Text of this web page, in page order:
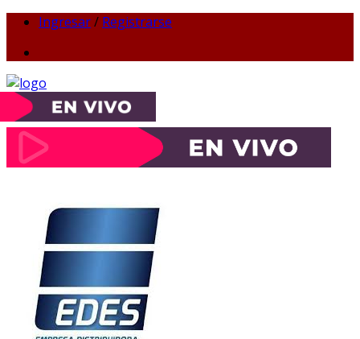
Ingresar/ Registrarse